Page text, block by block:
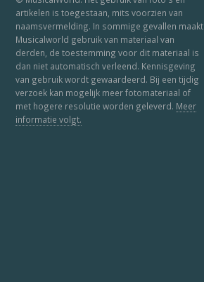
artikelen is toegestaan, mits voorzien van
naamsvermelding. In sommige gevallen maakt
Musicalworld gebruik van materiaal van
derden, de toestemming voor dit materiaal is
dan niet automatisch verleend. Kennisgeving
van gebruik wordt gewaardeerd. Bij een tijdig
verzoek kan mogelijk meer fotomateriaal of
met hogere resolutie worden geleverd. Meer
informatie volgt.